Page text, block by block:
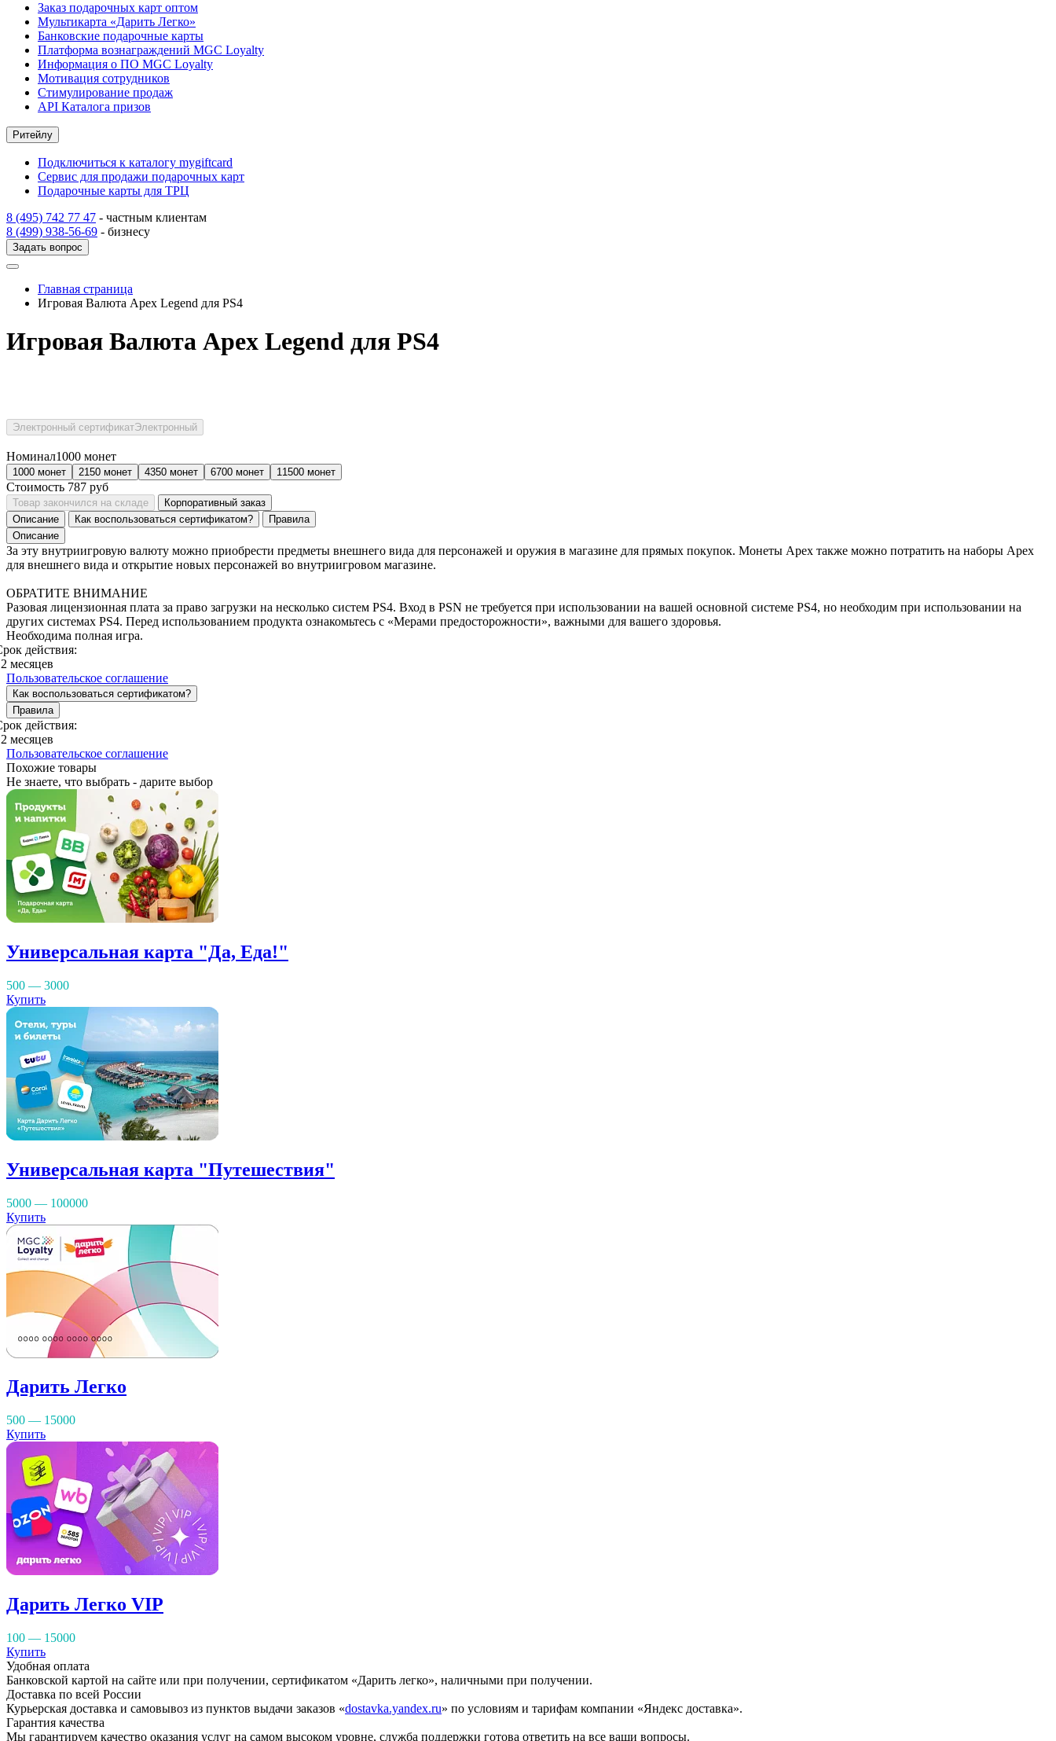
Заказ подарочных карт оптом
Мультикарта «Дарить Легко»
Банковские подарочные карты
Платформа вознаграждений MGC Loyalty
Информация о ПО MGC Loyalty
Мотивация сотрудников
Стимулирование продаж
API Каталога призов
Ритейлу
Подключиться к каталогу mygiftcard
Сервис для продажи подарочных карт
Подарочные карты для ТРЦ
8 (495) 742 77 47 - частным клиентам
8 (499) 938-56-69 - бизнесу
Задать вопрос
Главная страница
Игровая Валюта Apex Legend для PS4
Игровая Валюта Apex Legend для PS4
Электронный сертификатЭлектронный
Номинал1000 монет
1000 монет 2150 монет 4350 монет 6700 монет 11500 монет
Стоимость 787 руб
Товар закончился на складе
Корпоративный заказ
Описание
Как воспользоваться сертификатом?
Правила
Описание
За эту внутриигровую валюту можно приобрести предметы внешнего вида для персонажей и оружия в магазине для прямых покупок. Монеты Apex также можно потратить на наборы Apex
для внешнего вида и открытие новых персонажей во внутриигровом магазине.
ОБРАТИТЕ ВНИМАНИЕ
Разовая лицензионная плата за право загрузки на несколько систем PS4. Вход в PSN не требуется при использовании на вашей основной системе PS4, но необходим при использовании на
других системах PS4. Перед использованием продукта ознакомьтесь с «Мерами предосторожности», важными для вашего здоровья.
Необходима полная игра.
действия:
месяцев
Пользовательское соглашение
Как воспользоваться сертификатом?
Правила
действия:
месяцев
Пользовательское соглашение
Похожие товары
Не знаете, что выбрать - дарите выбор
Универсальная карта "Да, Еда!"
500 — 3000
Купить
Универсальная карта "Путешествия"
5000 — 100000
Купить
Дарить Легко
500 — 15000
Купить
Дарить Легко VIP
100 — 15000
Купить
Удобная оплата
Банковской картой на сайте или при получении, сертификатом «Дарить легко», наличными при получении.
Доставка по всей России
Курьерская доставка и самовывоз из пунктов выдачи заказов «dostavka.yandex.ru» по условиям и тарифам компании «Яндекс доставка».
Гарантия качества
Мы гарантируем качество оказания услуг на самом высоком уровне, служба поддержки готова ответить на все ваши вопросы.